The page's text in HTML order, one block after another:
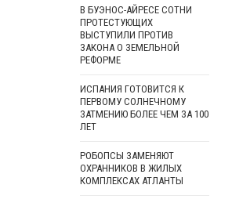
В БУЭНОС-АЙРЕСЕ СОТНИ
ПРОТЕСТУЮЩИХ
ВЫСТУПИЛИ ПРОТИВ
ЗАКОНА О ЗЕМЕЛЬНОЙ
РЕФОРМЕ
ИСПАНИЯ ГОТОВИТСЯ К
ПЕРВОМУ СОЛНЕЧНОМУ
ЗАТМЕНИЮ БОЛЕЕ ЧЕМ ЗА 100
ЛЕТ
РОБОПСЫ ЗАМЕНЯЮТ
ОХРАННИКОВ В ЖИЛЫХ
КОМПЛЕКСАХ АТЛАНТЫ